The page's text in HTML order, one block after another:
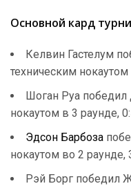
Основной кард
Келвин Гастелум
техническим
Шоган Руа победил
нокаутом в 3 раунде,
Эдсон Барбоза
нокаутом во 2 раунде,
Рэй Борг победил